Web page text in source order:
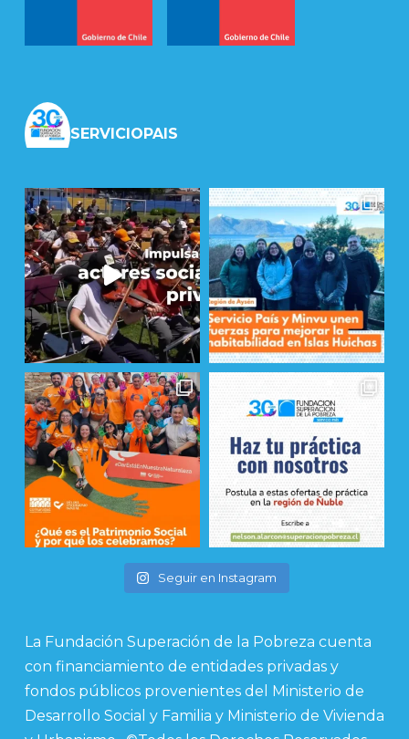
SERVICIOPAIS
Seguir en Instagram
La Fundación Superación de la Pobreza cuenta
con financiamiento de entidades privadas y
fondos públicos provenientes del Ministerio de
Desarrollo Social y Familia y Ministerio de Vivienda